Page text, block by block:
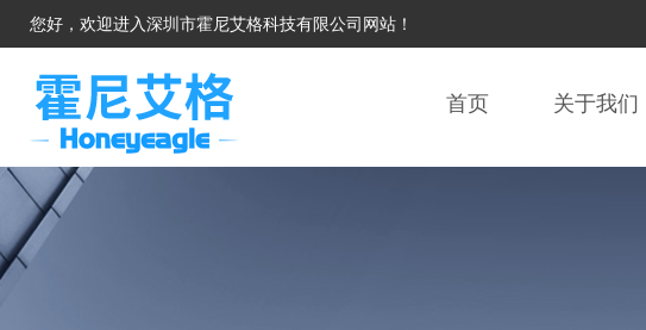
您好，欢迎进入深圳市霍尼艾格科技有限公司网站！
首页 关于我们